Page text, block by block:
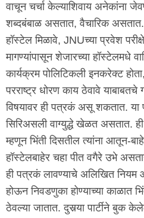
वाचून चर्चा केल्याशिवाय अनेकांना
शब्दबंबाळ असतात, वैचारिक असतात.
हॉस्टेल मिळावे, JNUच्या प्रवेश
मागण्यांपासून शेजारच्या हॉस्टेलमधे
कार्यक्रम पोलिटिकली इनकरेक्ट
परराष्ट्र धोरण काय ठेवावे
विषयावर ही पत्रकं असू शकतात. या
सिरिअसली वाग्युद्धे खेळत असतात.
म्हणून भिंती दिसतील त्यांना आतून-
हॉस्टेलबाहेर चहा पीत वगैरे उभे
ही पत्रकं लावण्याचे अलिखित
होऊन निवडणुका होण्याच्या काळात
ठेवल्या जातात. दुसर्‍या पार्टीने बुक